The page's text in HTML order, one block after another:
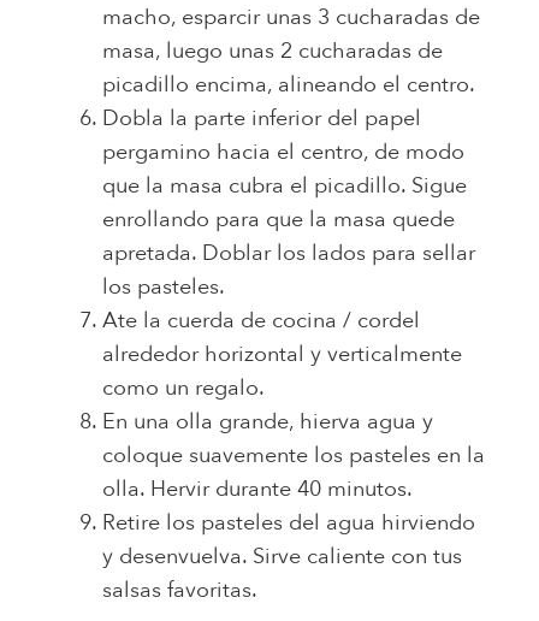
macho, esparcir unas 3 cucharadas de
masa, luego unas 2 cucharadas de
picadillo encima, alineando el centro.
Dobla la parte inferior del papel
pergamino hacia el centro, de modo
que la masa cubra el picadillo. Sigue
enrollando para que la masa quede
apretada. Doblar los lados para sellar
los pasteles.
Ate la cuerda de cocina / cordel
alrededor horizontal y verticalmente
como un regalo.
En una olla grande, hierva agua y
coloque suavemente los pasteles en la
olla. Hervir durante 40 minutos.
Retire los pasteles del agua hirviendo
y desenvuelva. Sirve caliente con tus
salsas favoritas.